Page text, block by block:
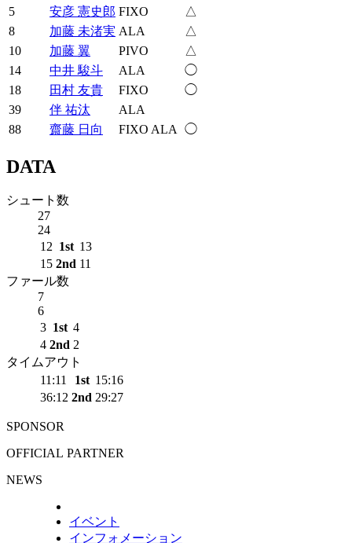
5
安彦 憲史郎 FIXO
△
8
加藤 未渚実 ALA
△
10
加藤 翼 PIVO
△
14
中井 駿斗 ALA
◯
18
田村 友貴 FIXO
◯
39
伴 祐汰
ALA
88
齋藤 日向 FIXO ALA ◯
DATA
シュート数
27
24
12 1st 13
15 2nd 11
ファール数
7
6
3 1st 4
4 2nd 2
タイムアウト
11:11
1st 15:16
36:12 2nd 29:27
SPONSOR
OFFICIAL PARTNER
NEWS
イベント
インフォメーション